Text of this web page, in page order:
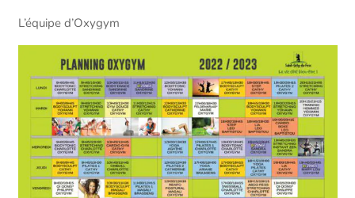
L’équipe d’Oxygym